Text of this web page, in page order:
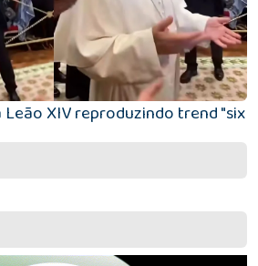
XIV reproduzindo trend "six